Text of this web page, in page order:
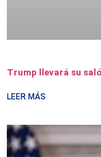
Trump llevará su
LEER MÁS